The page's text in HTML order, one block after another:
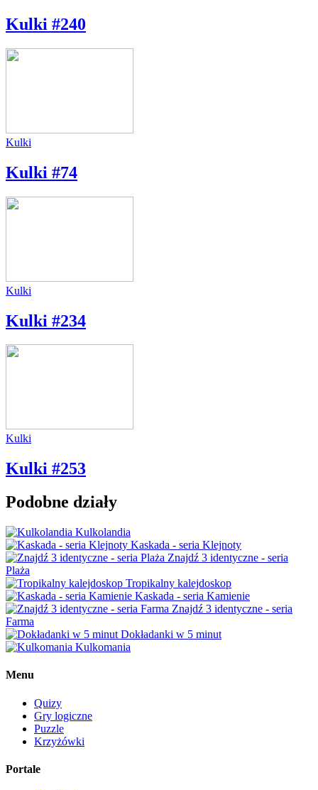
Kulki #240
Kulki
Kulki #74
Kulki
Kulki #234
Kulki
Kulki #253
Podobne działy
Kulkolandia
Kaskada - seria Klejnoty
Znajdź 3 identyczne - seria
Plaża
Tropikalny kalejdoskop
Kaskada - seria Kamienie
Znajdź 3 identyczne - seria
Farma
Dokładanki w 5 minut
Kulkomania
Menu
Quizy
Gry logiczne
Puzzle
Krzyżówki
Portale